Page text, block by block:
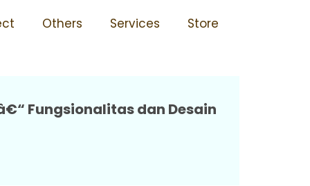
Others Services Store
Ahaggar
Fungsionalitas dan Desain